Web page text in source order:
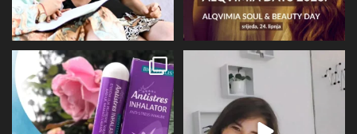
Evo malo detaljnije o mirisu i
limbičkom sustavu,...
12 0
BIOVITALIS® Antistresni inhalator -
super dodatak
31